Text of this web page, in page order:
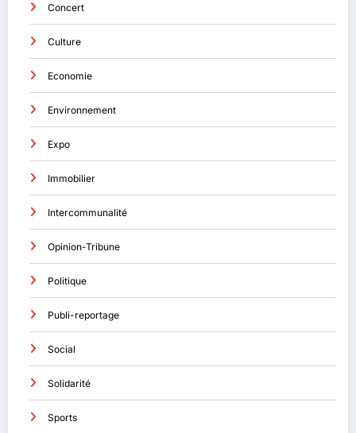
Concert
Culture
Economie
Environnement
Expo
Immobilier
Intercommunalité
Opinion-Tribune
Politique
Publi-reportage
Social
Solidarité
Sports